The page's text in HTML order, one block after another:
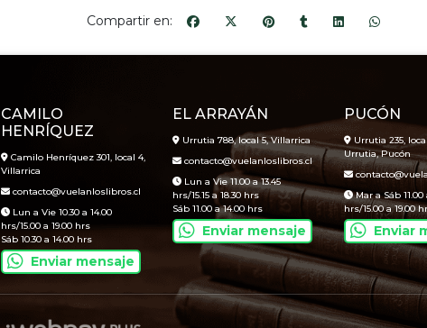
Compartir en:
CAMILO
HENRÍQUEZ
Camilo Henríquez 301, local 4,
Villarrica
contacto@vuelanloslibros.cl
Lun a Vie 10.30 a 14.00
hrs/15.00 a 19.00 hrs
Sáb 10.30 a 14.00 hrs
Enviar mensaje
EL ARRAYÁN
Urrutia 788, local 5, Villarrica
contacto@vuelanloslibros.cl
Lun a Vie 11.00 a 13.45
hrs/15.15 a 18.30 hrs
Sáb 11.00 a 14.00 hrs
Enviar mensaje
PUCÓN
Urrutia 235,
Urrutia, Pucón
Mar a Sáb 11.00
hrs/15.00 a 19.00
Enviar